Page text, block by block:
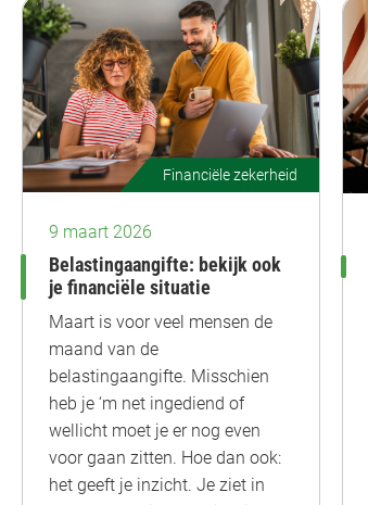
Financiële zekerheid
9 maart 2026
Belastingaangifte: bekijk ook
je financiële situatie
Maart is voor veel mensen de
maand van de
belastingaangifte. Misschien
heb je ‘m net ingediend of
wellicht moet je er nog even
voor gaan zitten. Hoe dan ook:
het geeft je inzicht. Je ziet in